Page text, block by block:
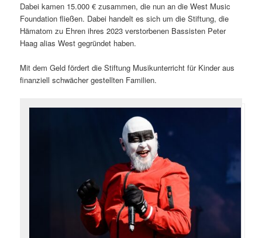
Dabei kamen 15.000 € zusammen, die nun an die West Music
Foundation fließen. Dabei handelt es sich um die Stiftung, die
Hämatom zu Ehren ihres 2023 verstorbenen Bassisten Peter
Haag alias West gegründet haben.
Mit dem Geld fördert die Stiftung Musikunterricht für Kinder aus
finanziell schwächer gestellten Familien.